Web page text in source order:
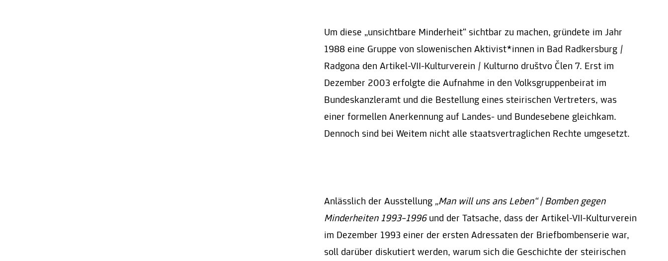
Um diese „unsichtbare Minderheit“ sichtbar zu machen, gründete im Jahr
1988 eine Gruppe von slowenischen Aktivist*innen in Bad Radkersburg /
Radgona den Artikel-VII-Kulturverein / Kulturno društvo Člen 7. Erst im
Dezember 2003 erfolgte die Aufnahme in den Volksgruppenbeirat im
Bundeskanzleramt und die Bestellung eines steirischen Vertreters, was
einer formellen Anerkennung auf Landes- und Bundesebene gleichkam.
Dennoch sind bei Weitem nicht alle staatsvertraglichen Rechte umgesetzt.
Anlässlich der Ausstellung „Man will uns ans Leben“ | Bomben gegen
Minderheiten 1993–1996und der Tatsache, dass der Artikel-VII-Kulturverein
im Dezember 1993 einer der ersten Adressaten der Briefbombenserie war,
soll darüber diskutiert werden, warum sich die Geschichte der steirischen